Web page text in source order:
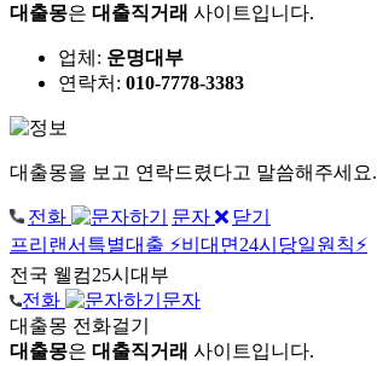
대출몽은 대출직거래 사이트입니다.
업체: 운명대부
연락처: 010-7778-3383
대출몽을 보고 연락드렸다고 말씀해주세요.
전화 문자
닫기
프리랜서특별대출 ⚡비대면24시당일원칙⚡
전국 웰컴25시대부
전화
문자
대출몽 전화걸기
대출몽은 대출직거래 사이트입니다.